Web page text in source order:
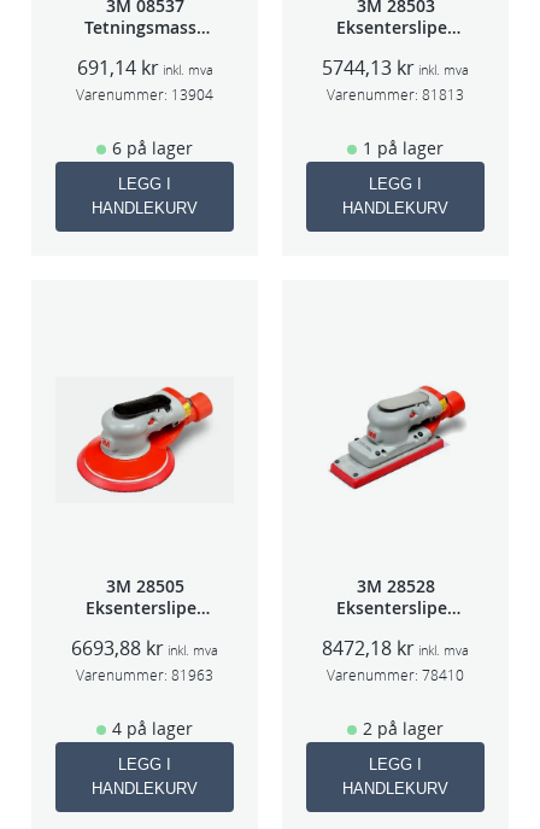
3M 08537
Tetningsmasse
691,14 kr inkl. mva
Varenummer: 13904
6 på lager
LEGG I
HANDLEKURV
3M 28503
Eksentersliper
5mm slag
75mm
5744,13 kr inkl. mva
Varenummer: 81813
1 på lager
LEGG I
HANDLEKURV
3M 28505
Eksentersliper
2,5mm slag
75mm
6693,88 kr inkl. mva
Varenummer: 81963
4 på lager
LEGG I
HANDLEKURV
3M 28528
Eksentersliper
3mm slag
70×198
8472,18 kr inkl. mva
Varenummer: 78410
2 på lager
LEGG I
HANDLEKURV